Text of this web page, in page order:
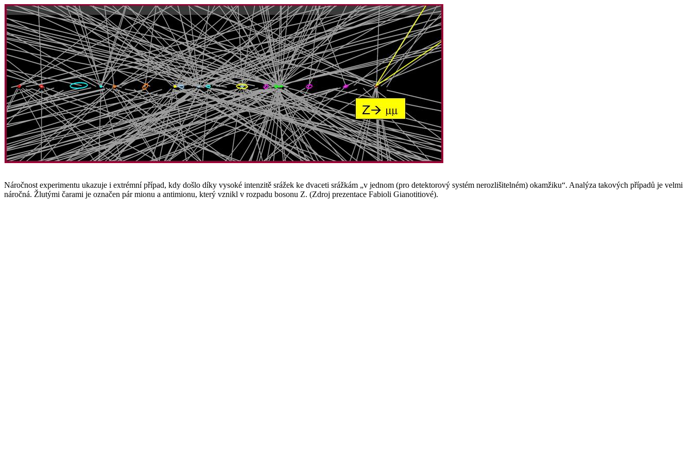
Náročnost experimentu ukazuje i extrémní případ, kdy došlo díky vysoké intenzitě srážek ke dvaceti srážkám „v jednom (pro detektorový systém nerozlišitelném) okamžiku“. Analýza takových případů je velmi
náročná. Žlutými čarami je označen pár mionu a antimionu, který vznikl v rozpadu bosonu Z. (Zdroj prezentace Fabioli Gianotitiové).